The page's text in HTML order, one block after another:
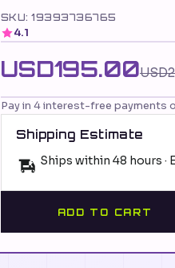
SKU: 19393736765
4.1
USD195.00
Pay in 4 interest-free payments
Shipping Estimate
Ships within 48 hours ·
ADD TO CART